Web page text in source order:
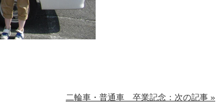
二輪車・普通車 卒業記念：次の記事 »